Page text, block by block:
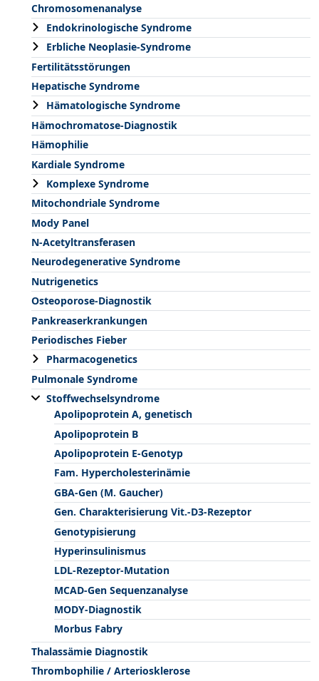
Chromosomenanalyse
Endokrinologische Syndrome
Erbliche Neoplasie-Syndrome
Fertilitätsstörungen
Hepatische Syndrome
Hämatologische Syndrome
Hämochromatose-Diagnostik
Hämophilie
Kardiale Syndrome
Komplexe Syndrome
Mitochondriale Syndrome
Mody Panel
N-Acetyltransferasen
Neurodegenerative Syndrome
Nutrigenetics
Osteoporose-Diagnostik
Pankreaserkrankungen
Periodisches Fieber
Pharmacogenetics
Pulmonale Syndrome
Stoffwechselsyndrome
Apolipoprotein A, genetisch
Apolipoprotein B
Apolipoprotein E-Genotyp
Fam. Hypercholesterinämie
GBA-Gen (M. Gaucher)
Gen. Charakterisierung Vit.-D3-Rezeptor
Genotypisierung
Hyperinsulinismus
LDL-Rezeptor-Mutation
MCAD-Gen Sequenzanalyse
MODY-Diagnostik
Morbus Fabry
Thalassämie Diagnostik
Thrombophilie / Arteriosklerose